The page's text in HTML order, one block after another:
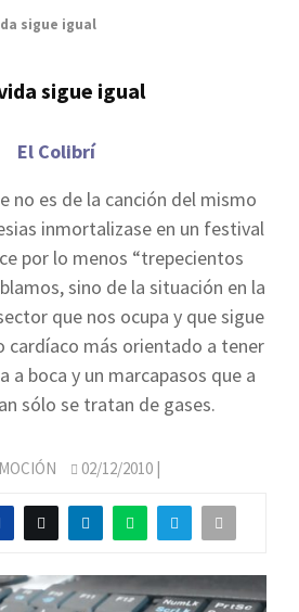
sigue igual
sigue igual
El Colibrí
no es de la canción del mismo
inmortalizase en un festival
por lo menos “trepecientos
sino de la situación en la
que nos ocupa y que sigue
cardíaco más orientado a tener
a boca y un marcapasos que a
sólo se tratan de gases.
02/12/2010 |